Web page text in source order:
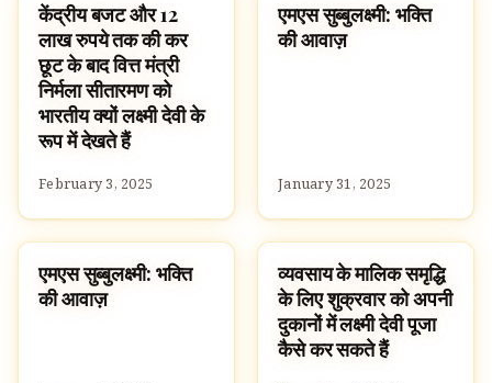
NEWS
केंद्रीय बजट और 12
लाख रुपये तक की कर
छूट के बाद वित्त मंत्री
निर्मला सीतारमण को
भारतीय क्यों लक्ष्मी देवी के
रूप में देखते हैं
February 3, 2025
FAMOUS HINDUS
एमएस सुब्बुलक्ष्मी: भक्ति
की आवाज़
January 31, 2025
FAMOUS HINDUS
एमएस सुब्बुलक्ष्मी: भक्ति
की आवाज़
TRADITIONS
व्यवसाय के मालिक समृद्धि
के लिए शुक्रवार को अपनी
दुकानों में लक्ष्मी देवी पूजा
कैसे कर सकते हैं